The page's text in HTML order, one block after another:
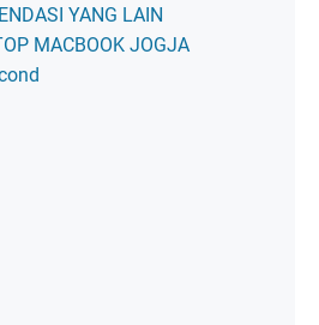
YANG LAIN
MACBOOK JOGJA